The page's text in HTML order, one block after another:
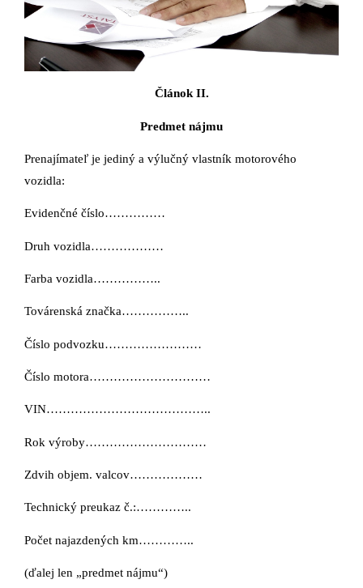
Článok II.
Predmet nájmu
Prenajímateľ je jediný a výlučný vlastník motorového
vozidla:
Evidenčné číslo……………
Druh vozidla………………
Farba vozidla……………..
Továrenská značka……………..
Číslo podvozku……………………
Číslo motora…………………………
VIN…………………………………..
Rok výroby…………………………
Zdvih objem. valcov………………
Technický preukaz č.:…………..
Počet najazdených km…………..
(ďalej len „predmet nájmu“)